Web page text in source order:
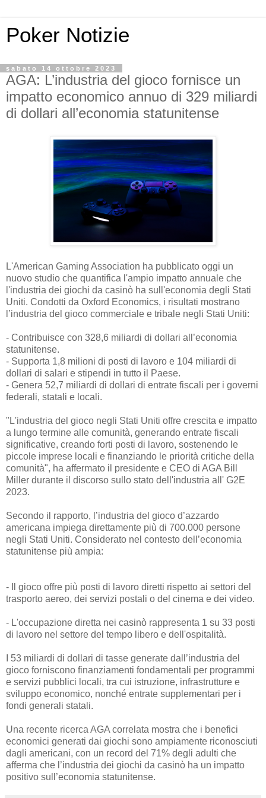
Poker Notizie
sabato 14 ottobre 2023
AGA: L’industria del gioco fornisce un
impatto economico annuo di 329 miliardi
di dollari all’economia statunitense
L'American Gaming Association ha pubblicato oggi un
nuovo studio che quantifica l'ampio impatto annuale che
l'industria dei giochi da casinò ha sull'economia degli Stati
Uniti. Condotti da Oxford Economics, i risultati mostrano
l’industria del gioco commerciale e tribale negli Stati Uniti:
- Contribuisce con 328,6 miliardi di dollari all’economia
statunitense.
- Supporta 1,8 milioni di posti di lavoro e 104 miliardi di
dollari di salari e stipendi in tutto il Paese.
- Genera 52,7 miliardi di dollari di entrate fiscali per i governi
federali, statali e locali.
"L'industria del gioco negli Stati Uniti offre crescita e impatto
a lungo termine alle comunità, generando entrate fiscali
significative, creando forti posti di lavoro, sostenendo le
piccole imprese locali e finanziando le priorità critiche della
comunità", ha affermato il presidente e CEO di AGA Bill
Miller durante il discorso sullo stato dell'industria all' G2E
2023.
Secondo il rapporto, l’industria del gioco d’azzardo
americana impiega direttamente più di 700.000 persone
negli Stati Uniti. Considerato nel contesto dell’economia
statunitense più ampia:
- Il gioco offre più posti di lavoro diretti rispetto ai settori del
trasporto aereo, dei servizi postali o del cinema e dei video.
- L'occupazione diretta nei casinò rappresenta 1 su 33 posti
di lavoro nel settore del tempo libero e dell'ospitalità.
I 53 miliardi di dollari di tasse generate dall’industria del
gioco forniscono finanziamenti fondamentali per programmi
e servizi pubblici locali, tra cui istruzione, infrastrutture e
sviluppo economico, nonché entrate supplementari per i
fondi generali statali.
Una recente ricerca AGA correlata mostra che i benefici
economici generati dai giochi sono ampiamente riconosciuti
dagli americani, con un record del 71% degli adulti che
afferma che l’industria dei giochi da casinò ha un impatto
positivo sull’economia statunitense.